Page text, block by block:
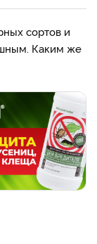
сортов и
Каким же